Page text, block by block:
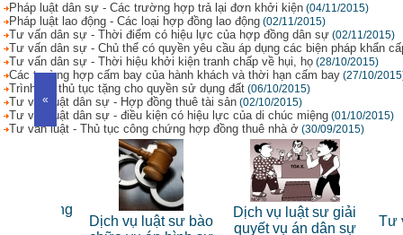
Pháp luật dân sự - Các trường hợp trả lại đơn khởi kiện (04/11/2015)
Pháp luật lao động - Các loại hợp đồng lao động (02/11/2015)
Tư vấn dân sự - Thời điểm có hiệu lực của hợp đồng dân sự (02/11/2015)
Tư vấn dân sự - Chủ thể có quyền yêu cầu áp dụng các biện pháp khẩn
Tư vấn dân sự - Thời hiệu khởi kiện tranh chấp về hụi, họ (28/10/2015)
Các trường hợp cấm bay của hành khách và thời hạn cấm bay (27/10/
Trình tự, thủ tục tặng cho quyền sử dụng đất (06/10/2015)
Tư vấn luật dân sự - Hợp đồng thuê tài sản (02/10/2015)
Tư vấn luật dân sự - điều kiện có hiệu lực của di chúc miệng (01/10/2015)
Tư vấn luật - Thủ tục công chứng hợp đồng thuê nhà ở (30/09/2015)
«
Dịch vụ luật sư bào
Dịch vụ luật sư giải
quyết vụ án dân sự
Tư